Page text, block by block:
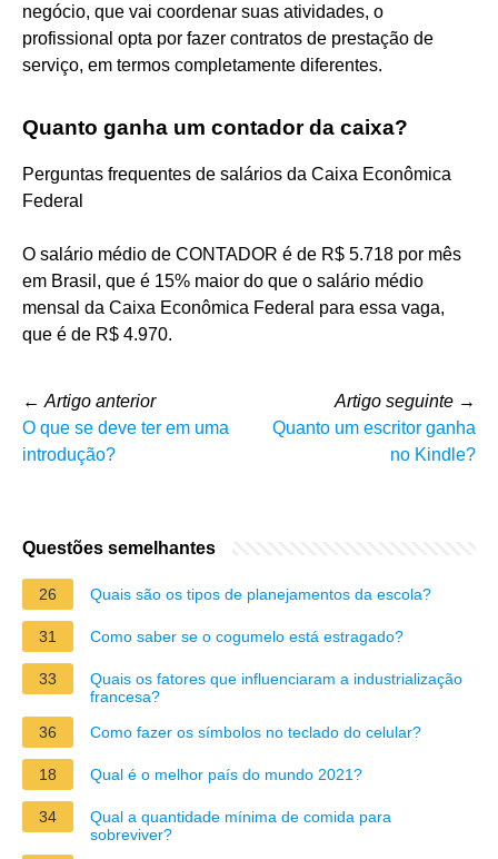
negócio, que vai coordenar suas atividades, o
profissional opta por fazer contratos de prestação de
serviço, em termos completamente diferentes.
Quanto ganha um contador da caixa?
Perguntas frequentes de salários da Caixa Econômica
Federal
O salário médio de CONTADOR é de R$ 5.718 por mês
em Brasil, que é 15% maior do que o salário médio
mensal da Caixa Econômica Federal para essa vaga,
que é de R$ 4.970.
← Artigo anterior
O que se deve ter em uma
introdução?
Artigo seguinte →
Quanto um escritor ganha
no Kindle?
Questões semelhantes
26 Quais são os tipos de planejamentos da escola?
31 Como saber se o cogumelo está estragado?
33
Quais os fatores que influenciaram a industrialização
francesa?
36
Como fazer os símbolos no teclado do celular?
18 Qual é o melhor país do mundo 2021?
34
Qual a quantidade mínima de comida para
sobreviver?